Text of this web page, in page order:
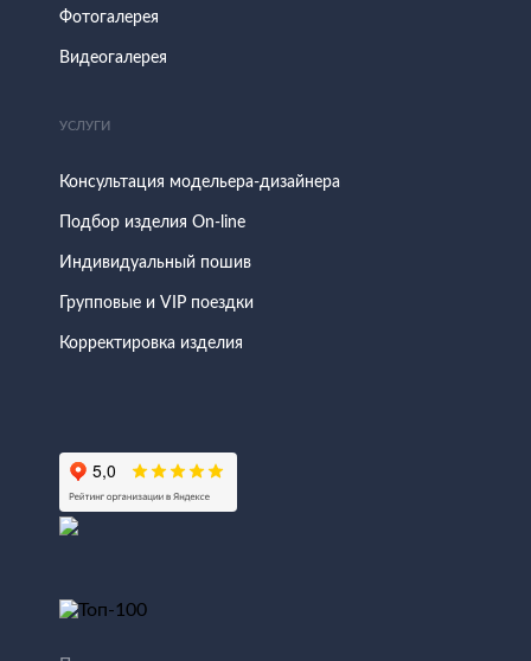
Фотогалерея
Видеогалерея
УСЛУГИ
Консультация модельера-дизайнера
Подбор изделия On-line
Индивидуальный пошив
Групповые и VIP поездки
Корректировка изделия